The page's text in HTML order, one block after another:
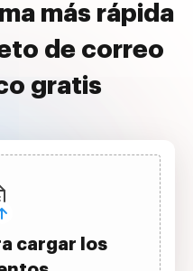
más rápida
de correo
gratis
cargar los